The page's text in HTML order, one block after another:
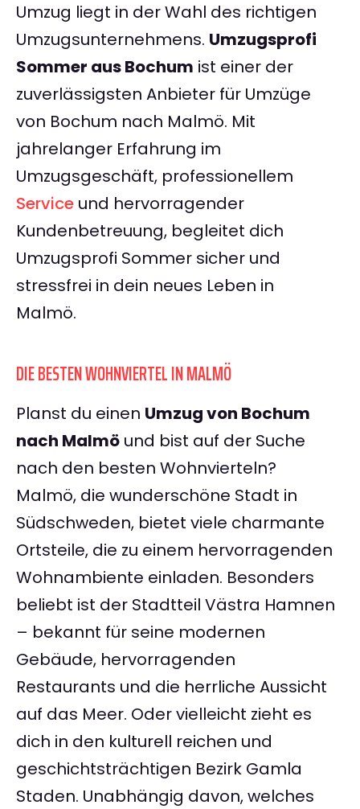
Umzug liegt in der Wahl des richtigen
Umzugsunternehmens. Umzugsprofi
Sommer aus Bochum ist einer der
zuverlässigsten Anbieter für Umzüge
von Bochum nach Malmö. Mit
jahrelanger Erfahrung im
Umzugsgeschäft, professionellem
Service und hervorragender
Kundenbetreuung, begleitet dich
Umzugsprofi Sommer sicher und
stressfrei in dein neues Leben in
Malmö.
DIE BESTEN WOHNVIERTEL IN MALMÖ
Planst du einen Umzug von Bochum
nach Malmö und bist auf der Suche
nach den besten Wohnvierteln?
Malmö, die wunderschöne Stadt in
Südschweden, bietet viele charmante
Ortsteile, die zu einem hervorragenden
Wohnambiente einladen. Besonders
beliebt ist der Stadtteil Västra Hamnen
– bekannt für seine modernen
Gebäude, hervorragenden
Restaurants und die herrliche Aussicht
auf das Meer. Oder vielleicht zieht es
dich in den kulturell reichen und
geschichtsträchtigen Bezirk Gamla
Staden. Unabhängig davon, welches